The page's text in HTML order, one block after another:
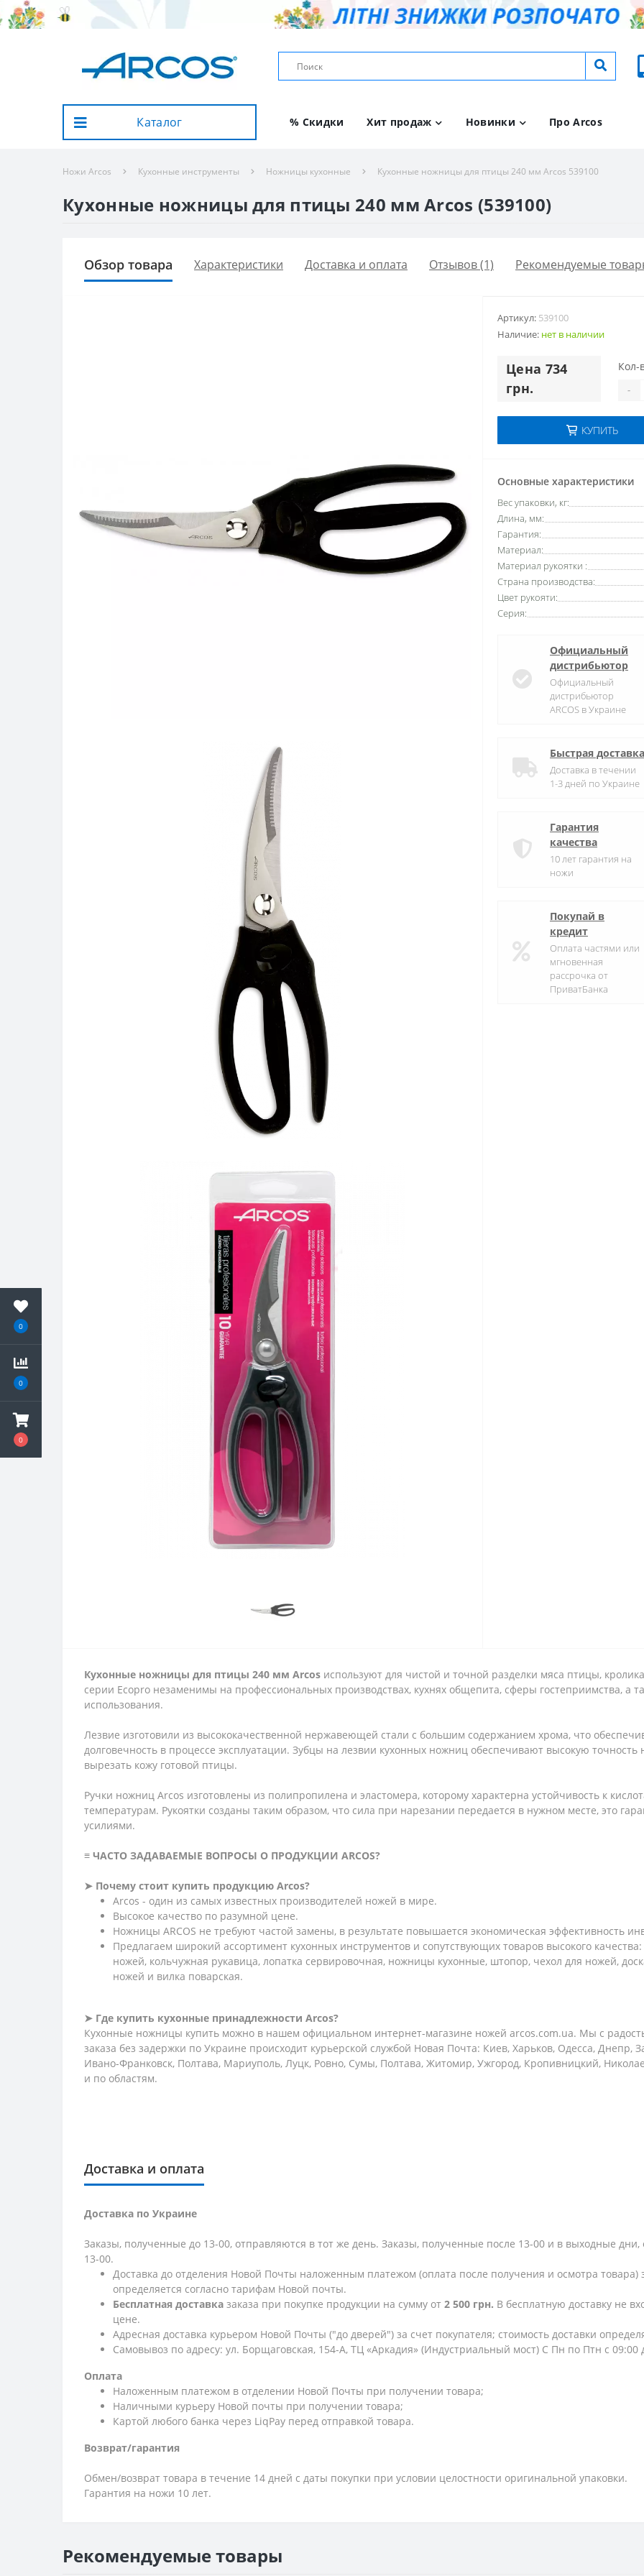
0
0
0
Каталог % Скидки Хит продаж Новинки Про Arcos
Ножи Arcos Кухонные инструменты Ножницы кухонные Кухонные ножницы для птицы 240 мм Arcos 539100
Кухонные ножницы для птицы 240 мм Arcos (539100)
Обзор товара Характеристики Доставка и оплата Отзывов (1) Рекомендуемые
Артикул: 539100
Наличие: нет в наличии
Цена 734
грн.
Кол-
-
КУПИТЬ
Основные характеристики
Вес упаковки, кг:
Длина, мм:
Гарантия:
Материал:
Материал рукоятки :
Страна производства:
Цвет рукояти:
Серия:
Официальный
дистрибьютор
Официальный
дистрибьютор
ARCOS в Украине
Быстрая доставка
Доставка в течении
1-3 дней по Украине
Гарантия
качества
10 лет гарантия на
ножи
Покупай в
кредит
Оплата частями или
мгновенная
рассрочка от
ПриватБанка
Кухонные ножницы для птицы 240 мм Arcos используют для чистой и точной разделки мяса птицы,
серии Ecopro незаменимы на профессиональных производствах, кухнях общепита, сферы гостеприимства, а
использования.
Лезвие изготовили из высококачественной нержавеющей стали с большим содержанием хрома, что
долговечность в процессе эксплуатации. Зубцы на лезвии кухонных ножниц обеспечивают высокую
вырезать кожу готовой птицы.
Ручки ножниц Arcos изготовлены из полипропилена и эластомера, которому характерна устойчивость к
температурам. Рукоятки созданы таким образом, что сила при нарезании передается в нужном месте, это
усилиями.
≡ ЧАСТО ЗАДАВАЕМЫЕ ВОПРОСЫ О ПРОДУКЦИИ ARCOS?
➤ Почему стоит купить продукцию Arcos?
Arcos - один из самых известных производителей ножей в мире.
Высокое качество по разумной цене.
Ножницы ARCOS не требуют частой замены, в результате повышается экономическая эффективность
Предлагаем широкий ассортимент кухонных инструментов и сопутствующих товаров высокого
ножей, кольчужная рукавица, лопатка сервировочная, ножницы кухонные, штопор, чехол для ножей,
ножей и вилка поварская.
➤ Где купить кухонные принадлежности Arcos?
Кухонные ножницы купить можно в нашем официальном интернет-магазине ножей arcos.com.ua. Мы с
заказа без задержки по Украине происходит курьерской службой Новая Почта: Киев, Харьков, Одесса,
Ивано-Франковск, Полтава, Мариуполь, Луцк, Ровно, Сумы, Полтава, Житомир, Ужгород, Кропивницкий,
и по областям.
Доставка и оплата
Доставка по Украине
Заказы, полученные до 13-00, отправляются в тот же день. Заказы, полученные после 13-00 и в выходные
13-00.
Доставка до отделения Новой Почты наложенным платежом (оплата после получения и осмотра товара)
определяется согласно тарифам Новой почты.
Бесплатная доставка заказа при покупке продукции на сумму от 2 500 грн. В бесплатную доставку не
цене.
Адресная доставка курьером Новой Почты ("до дверей") за счет покупателя; стоимость доставки
Самовывоз по адресу: ул. Борщаговская, 154-А, ТЦ «Аркадия» (Индустриальный мост) С Пн по Птн с
Оплата
Наложенным платежом в отделении Новой Почты при получении товара;
Наличными курьеру Новой почты при получении товара;
Картой любого банка через LiqPay перед отправкой товара.
Возврат/гарантия
Обмен/возврат товара в течение 14 дней с даты покупки при условии целостности оригинальной упаковки.
Гарантия на ножи 10 лет.
Рекомендуемые товары